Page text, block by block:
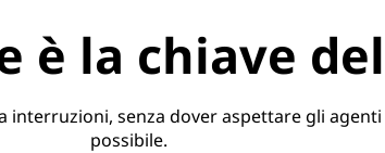
è la chiave
senza dover aspettare gli agenti
possibile.